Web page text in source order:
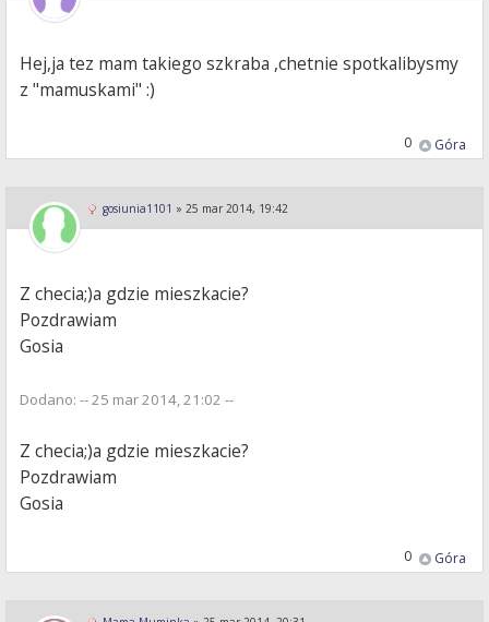
Hej,ja tez mam takiego szkraba ,chetnie spotkalibysmy
z "mamuskami" :)
Góra
0
gosiunia1101 » 25 mar 2014, 19:42
Z checia;)a gdzie mieszkacie?
Pozdrawiam
Gosia
Dodano: -- 25 mar 2014, 21:02 --
Z checia;)a gdzie mieszkacie?
Pozdrawiam
Gosia
Góra
0